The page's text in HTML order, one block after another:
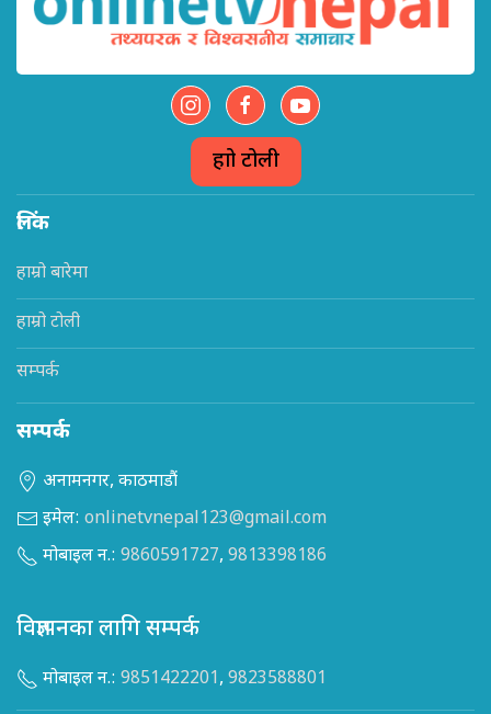
हाम्रो टोली
लिंक
हाम्रो बारेमा
हाम्रो टोली
सम्पर्क
सम्पर्क
अनामनगर, काठमाडौं
इमेल: onlinetvnepal123@gmail.com
मोबाइल न.: 9860591727, 9813398186
विज्ञापनका लागि सम्पर्क
मोबाइल न.: 9851422201, 9823588801